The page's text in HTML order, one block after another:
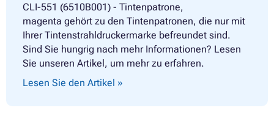
CLI-551 (6510B001) - Tintenpatrone,
magenta gehört zu den Tintenpatronen, die nur mit
Ihrer Tintenstrahldruckermarke befreundet sind.
Sind Sie hungrig nach mehr Informationen? Lesen
Sie unseren Artikel, um mehr zu erfahren.
Lesen Sie den Artikel »